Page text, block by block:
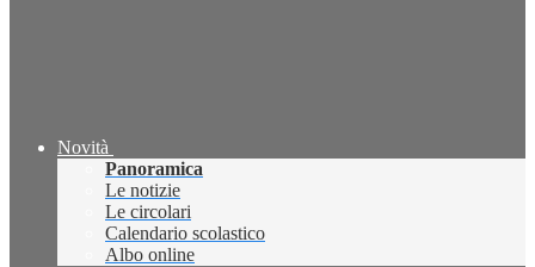
Novità
Panoramica
Le notizie
Le circolari
Calendario scolastico
Albo online